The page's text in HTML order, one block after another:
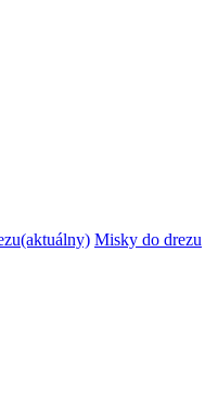
(aktuálny) Misky do drezu